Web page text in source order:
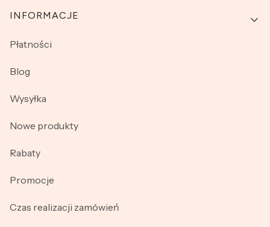
INFORMACJE
Płatności
Blog
Wysyłka
Nowe produkty
Rabaty
Promocje
Czas realizacji zamówień